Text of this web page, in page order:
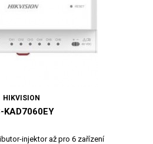
HIKVISION
KAD7060EY
injektor až pro 6 zařízení